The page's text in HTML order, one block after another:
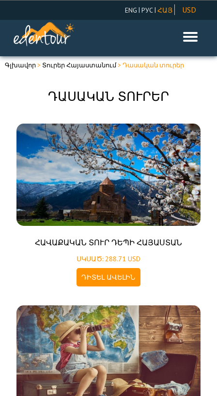
USD
EUR
RUR
ENG | РУС| ՀԱՅ
Գլխավոր> Տուրեր Հայաստանում> Դասական տուրեր
ԴԱՍԱԿԱՆ ՏՈՒՐԵՐ
ՀԱՎԱՔԱԿԱՆ ՏՈՒՐ ԴԵՊԻ ՀԱՅԱՍՏԱՆ
ՍԿՍԱԾ: 288.71 USD
ԴԻՏԵԼ ԱՎԵԼԻՆ